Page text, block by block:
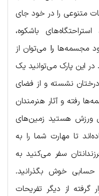
متنوعی را در خود جای
باشکوه،
مجسمه‌ها را می‌توان از
این پارک می‌توانید یک
درختان نشسته و از فضای
رفته و آثار هنرمندان
ورزش هستید زمین‌های
تا مهارت شما را به
سفر می‌کنید به
خوش بگذرانید.
گرفته از دیگر تفریحات